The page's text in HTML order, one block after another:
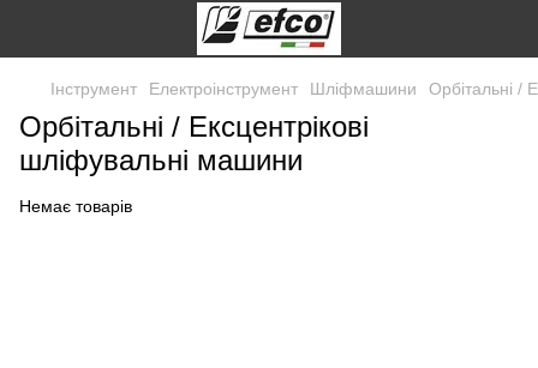
Інструмент Електроінструмент Шліфмашини Орбітальні /
Орбітальні / Ексцентрікові
шліфувальні машини
Немає товарів